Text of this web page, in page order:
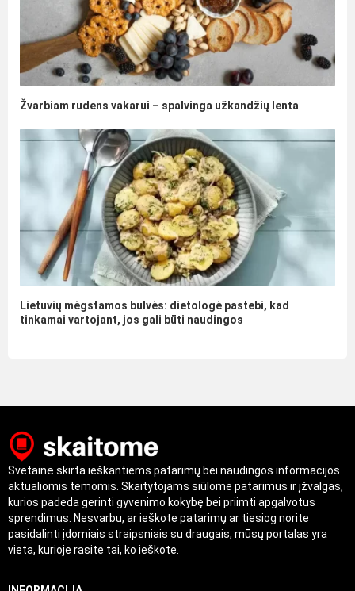
Žvarbiam rudens vakarui – spalvinga užkandžių lenta
Lietuvių mėgstamos bulvės: dietologė pastebi, kad
tinkamai vartojant, jos gali būti naudingos
Svetainė skirta ieškantiems patarimų bei naudingos informacijos
aktualiomis temomis. Skaitytojams siūlome patarimus ir įžvalgas,
kurios padeda gerinti gyvenimo kokybę bei priimti apgalvotus
sprendimus. Nesvarbu, ar ieškote patarimų ar tiesiog norite
pasidalinti įdomiais straipsniais su draugais, mūsų portalas yra
vieta, kurioje rasite tai, ko ieškote.